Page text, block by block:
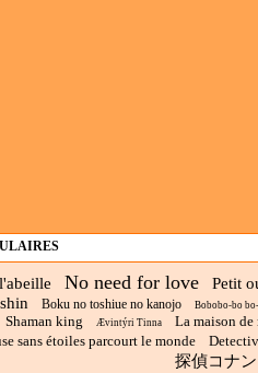
No need for love Petit
Boku no toshiue no kanojo
Bobobo-bo
Shaman king Ævintýri Tinna
La maison
sans étoiles parcourt le monde
探偵コナン